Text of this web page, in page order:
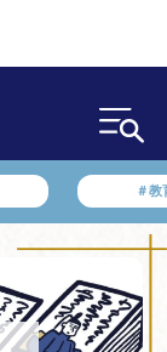
＃教